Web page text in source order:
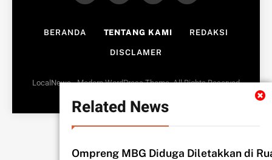
Related News
Ompreng MBG Diduga Diletakkan di
BERANDA TENTANG KAMI REDAKSI
DISCLAMER
LocalNews - Modern WordPress Theme. All Rights Reserved